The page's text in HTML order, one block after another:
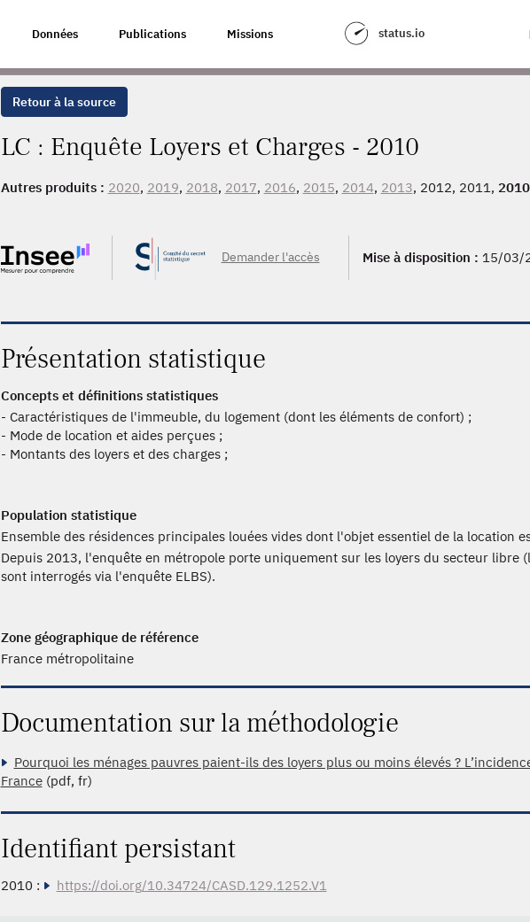
Données Publications Missions status.io
Retour à la source
LC : Enquête Loyers et Charges - 2010
Autres produits : 2020, 2019, 2018, 2017, 2016, 2015, 2014, 2013, 2012, 2011, 2010
Demander l'accès Mise à disposition : 15/03/
Présentation statistique
Concepts et définitions statistiques
- Caractéristiques de l'immeuble, du logement (dont les éléments de confort) ;
- Mode de location et aides perçues ;
- Montants des loyers et des charges ;
Population statistique
Ensemble des résidences principales louées vides dont l'objet essentiel de la location
Depuis 2013, l'enquête en métropole porte uniquement sur les loyers du secteur libre
sont interrogés via l'enquête ELBS).
Zone géographique de référence
France métropolitaine
Documentation sur la méthodologie
Pourquoi les ménages pauvres paient-ils des loyers plus ou moins élevés ?
France(pdf, fr)
Identifiant persistant
2010 : https://doi.org/10.34724/CASD.129.1252.V1